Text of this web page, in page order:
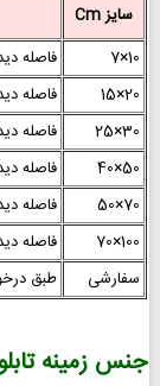
سایز Cm
10×7
فاصله دید
20×15
فاصله دید
30×25
فاصله دید
50×40
فاصله دید
70×50
فاصله دید
100×70
فاصله دید
سفارشی
طبق
جنس زمینه